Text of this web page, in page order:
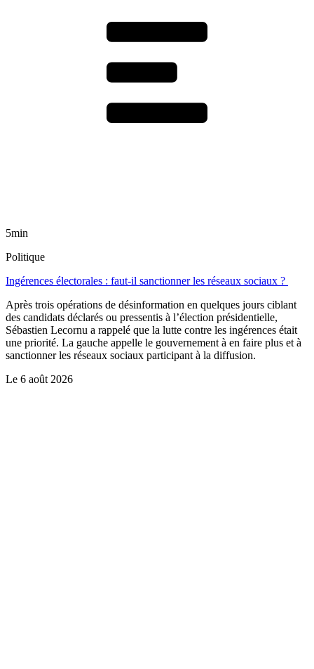
5min
Politique
Ingérences électorales : faut-il sanctionner les réseaux sociaux ?
Après trois opérations de désinformation en quelques jours ciblant
des candidats déclarés ou pressentis à l’élection présidentielle,
Sébastien Lecornu a rappelé que la lutte contre les ingérences était
une priorité. La gauche appelle le gouvernement à en faire plus et à
sanctionner les réseaux sociaux participant à la diffusion.
Le 6 août 2026